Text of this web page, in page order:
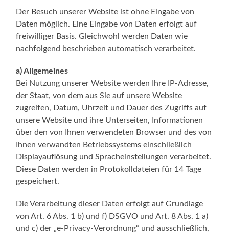
Der Besuch unserer Website ist ohne Eingabe von
Daten möglich. Eine Eingabe von Daten erfolgt auf
freiwilliger Basis. Gleichwohl werden Daten wie
nachfolgend beschrieben automatisch verarbeitet.
a) Allgemeines
Bei Nutzung unserer Website werden Ihre IP-Adresse,
der Staat, von dem aus Sie auf unsere Website
zugreifen, Datum, Uhrzeit und Dauer des Zugriffs auf
unsere Website und ihre Unterseiten, Informationen
über den von Ihnen verwendeten Browser und des von
Ihnen verwandten Betriebssystems einschließlich
Displayauflösung und Spracheinstellungen verarbeitet.
Diese Daten werden in Protokolldateien für 14 Tage
gespeichert.
Die Verarbeitung dieser Daten erfolgt auf Grundlage
von Art. 6 Abs. 1 b) und f) DSGVO und Art. 8 Abs. 1 a)
und c) der „e-Privacy-Verordnung“ und ausschließlich,